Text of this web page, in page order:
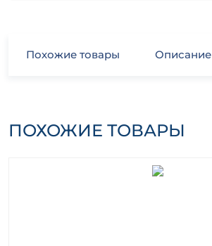
Похожие товары Описание
ПОХОЖИЕ ТОВАРЫ